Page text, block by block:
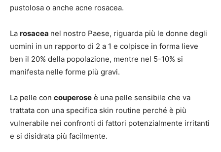
pustolosa o anche acne rosacea.
La rosacea nel nostro Paese, riguarda più le donne degli
uomini in un rapporto di 2 a 1 e colpisce in forma lieve
ben il 20% della popolazione, mentre nel 5-10% si
manifesta nelle forme più gravi.
La pelle con couperose è una pelle sensibile che va
trattata con una specifica skin routine perché è più
vulnerabile nei confronti di fattori potenzialmente irritanti
e si disidrata più facilmente.